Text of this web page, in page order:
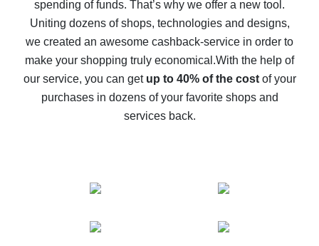
10% cash back on AliExpress - the impossible is
possible
The best cash back on AliExpress - how to find it
The best cash back service for AliExpress - let's
compare offers
spending of funds. That’s why we offer a new tool.
Uniting dozens of shops, technologies and designs,
we created an awesome cashback-service in order to
make your shopping truly economical.With the help of
our service, you can get up to 40% of the costof your
purchases in dozens of your favorite shops and
services back.